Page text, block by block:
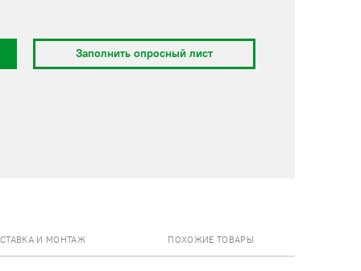
Заполнить опросный лист
И МОНТАЖ ПОХОЖИЕ ТОВАРЫ